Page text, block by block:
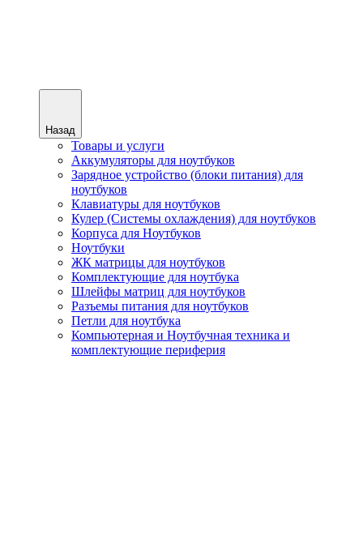
Назад
Товары и услуги
Аккумуляторы для ноутбуков
Зарядное устройство (блоки питания) для
ноутбуков
Клавиатуры для ноутбуков
Кулер (Системы охлаждения) для ноутбуков
Корпуса для Ноутбуков
Ноутбуки
ЖК матрицы для ноутбуков
Комплектующие для ноутбука
Шлейфы матриц для ноутбуков
Разъемы питания для ноутбуков
Петли для ноутбука
Компьютерная и Ноутбучная техника и
комплектующие периферия